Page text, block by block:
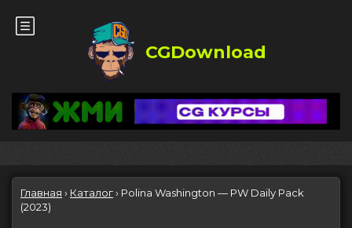
CGDownload
Главная › Каталог› Polina Washington — PW Daily Pack
(2023)